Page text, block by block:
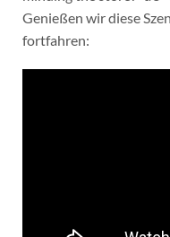
Genießen wir diese
fortfahren: